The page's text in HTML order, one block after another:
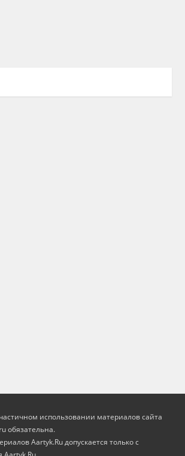
использовании материалов сайта
oбязательна.
Aartyk.Ru допускается только с